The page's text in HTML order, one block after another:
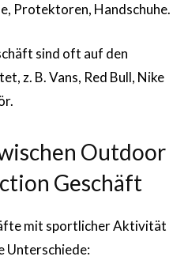
Protektoren, Handschuhe.
sind oft auf den
z. B. Vans, Red Bull, Nike
Outdoor
Geschäft
mit sportlicher Aktivität
Unterschiede: